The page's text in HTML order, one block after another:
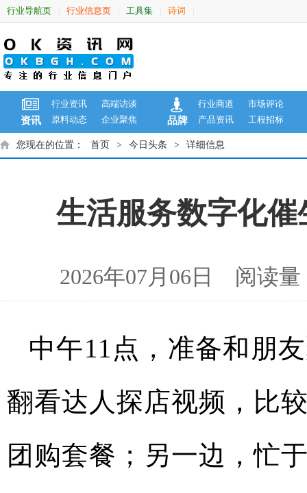
行业导航页 行业信息页 工具集 诗词
资讯
行业资讯
高端访谈
原料动态
企业聚焦 品牌
行业商道
市场评论
产品资讯
工程招标
您现在的位置： 首页 > 今日头条 > 详细信息
生活服务数字化
2026年07月06日 阅读
中午11点，准备和朋
翻看达人探店视频，比
团购套餐；另一边，忙